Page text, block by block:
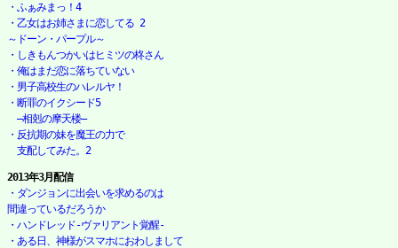
・ふぁみまっ！4
・乙女はお姉さまに恋してる 2
～ドーン・パープル～
・しきもんつかいはヒミツの柊さん
・俺はまだ恋に落ちていない
・男子高校生のハレルヤ！
・断罪のイクシード5
―相剋の摩天楼―
・反抗期の妹を魔王の力で
支配してみた。2
2013年3月配信
・ダンジョンに出会いを求めるのは
間違っているだろうか
・ハンドレッド-ヴァリアント覚醒-
・ある日、神様がスマホにおわしまして